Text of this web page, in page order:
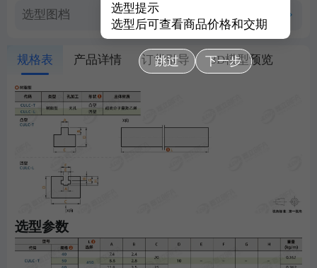
选型提示
选型后可查看商品价格和交期
跳过 下一步
选型图档 查看PDF图档
规格表 产品详情 订货引导 3D模型预览
选型参数